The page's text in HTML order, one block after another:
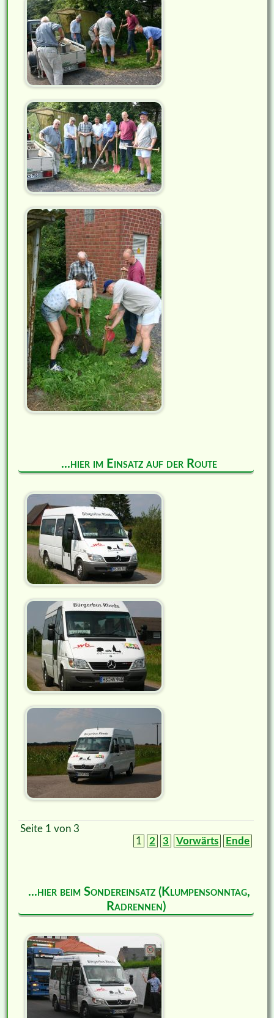
...hier im Einsatz auf der Route
Seite 1 von 3
1
2 3 Vorwärts Ende
...hier beim Sondereinsatz (Klumpensonntag,
Radrennen)